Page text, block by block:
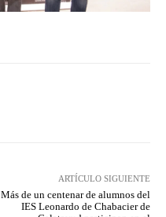
ARTÍCULO SIGUIENTE
Más de un centenar de alumnos del
IES Leonardo de Chabacier de